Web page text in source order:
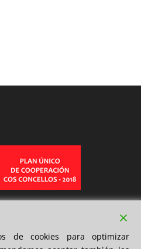
de cookies para optimizar